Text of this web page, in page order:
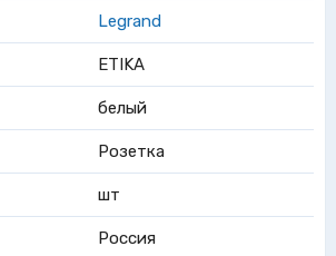
Legrand
ETIKA
белый
Розетка
шт
Россия